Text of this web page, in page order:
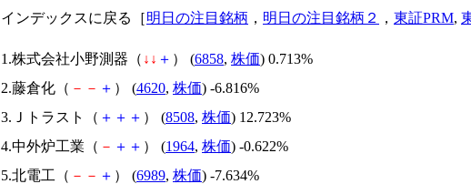
インデックスに戻る［明日の注目銘柄 ， 明日の注目銘柄２ ， 東証PRM,
1.株式会社小野測器（ ↓ ↓ ＋ ） (6858, 株価) 0.713%
2.藤倉化（ － － ＋ ） (4620, 株価) -6.816%
3.Ｊトラスト（ ＋ ＋ ＋ ） (8508, 株価) 12.723%
4.中外炉工業（ － ＋ ＋ ） (1964, 株価) -0.622%
5.北電工（ － － ＋ ） (6989, 株価) -7.634%